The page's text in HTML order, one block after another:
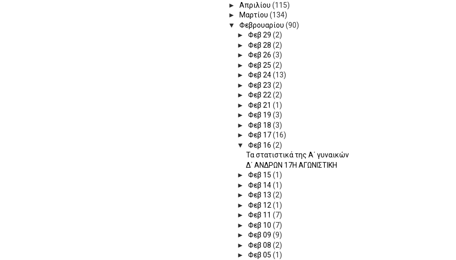
►Απριλίου(115)
► Μαρτίου(134)
▼Φεβρουαρίου(90)
►Φεβ 29(2)
►Φεβ 28(2)
►Φεβ 26(3)
►Φεβ 25(2)
►Φεβ 24(13)
►Φεβ 23(2)
►Φεβ 22(2)
►Φεβ 21(1)
►Φεβ 19(3)
►Φεβ 18(3)
►Φεβ 17(16)
▼Φεβ 16(2)
Τα στατιστικά της Α΄ γυναικών
Δ΄ ΑΝΔΡΩΝ 17Η ΑΓΩΝΙΣΤΙΚΗ
►Φεβ 15(1)
►Φεβ 14(1)
►Φεβ 13(2)
►Φεβ 12(1)
►Φεβ 11(7)
►Φεβ 10(7)
►Φεβ 09(9)
►Φεβ 08(2)
►Φεβ 05(1)